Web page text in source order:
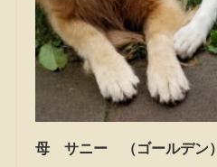
母 サニー （ゴールデン）